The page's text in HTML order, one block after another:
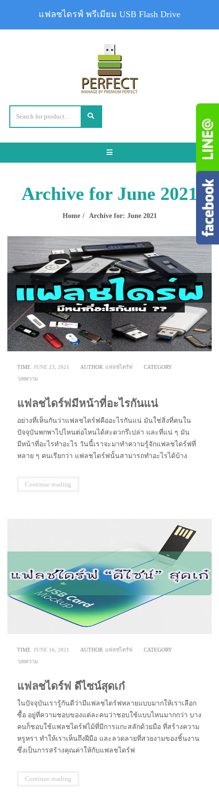
Toggle
Archive for June 2021
Home Archive for: June 2021
TIME JUNE 23, 2021 AUTHOR แฟลชไดร์ฟ
CATEGORY
บทความ
แฟลชไดร์ฟมีหน้าที่อะไรกันแน่
อย่างที่เห็นกันว่าแฟลชไดร์ฟคืออะไรกันแน่ มันใช่สิ่งที่คนใน
ปัจจุบันพกพาไปไหนต่อไหนได้สะดวกรึเปล่า และที่แน่ ๆ มัน
มีหน้าที่อะไรทำอะไร วันนี้เราจะมาทำความรู้จักแฟลชไดร์ฟที่
หลาย ๆ คนเรียกว่า แฟลชไดร์ฟนั้นสามารถทำอะไรได้บ้าง
Continue reading
TIME JUNE 16, 2021 AUTHOR แฟลชไดร์ฟ
CATEGORY
บทความ
แฟลชไดร์ฟ ดีไซน์สุดเก๋
ในปัจจุบันเรารู้กันดีว่ามีแฟลชไดร์ฟหลายแบบมากให้เราเลือก
ซื้อ อยู่ที่ความชอบของแต่ละคนว่าชอบใช้แบบไหนมากกว่า บาง
คนก็ชอบใช้แฟลชไดร์ฟไม้ที่มีการแกะสลักด้วยมือ ที่สร้างความ
หรูหรา ทำให้เราเห็นถึงฝีมือ และลวดลายที่สวยงามของชิ้นงาน
ซึ่งเป็นการสร้างคุณค่าให้กับแฟลชไดร์ฟ
Continue reading
แฟลชไดรฟ์ พรีเมียม USB Flash Drive